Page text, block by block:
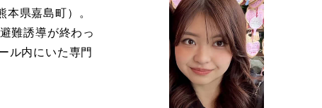
県嘉島町）。
難誘導が終わっ
ル内にいた専門